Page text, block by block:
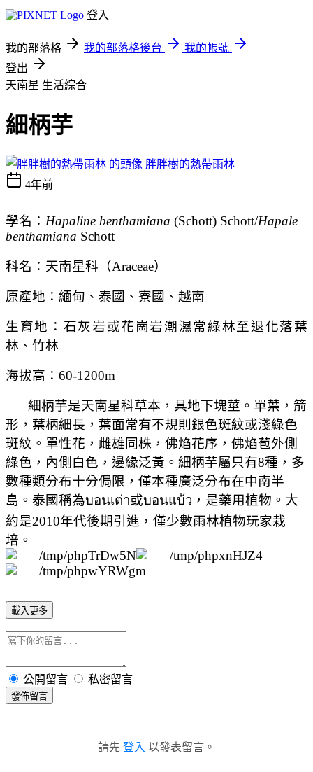
登入
我的部落格 我的部落格後台
我的帳號
登出
天南星 生活綜合
細柄芋
胖胖樹的熱帶雨林
4年前
學名： Hapaline benthamiana (Schott) Schott/Hapale
benthamiana Schott
科名：天南星科（Araceae）
原產地：緬甸、泰國、寮國、越南
生育地：石灰岩或花崗岩潮濕常綠林至退化落葉
林、竹林
海拔高：60-1200m
細柄芋是天南星科草本，具地下塊莖。單葉，箭
形，葉柄細長，葉面常有不規則銀色斑紋或淺綠色
斑紋。單性花，雌雄同株，佛焰花序，佛焰苞外側
綠色，內側白色，邊緣泛黃。細柄芋屬只有8種，多
數種類分布十分侷限，僅本種廣泛分布在中南半
島。泰國稱為บอนเต่า或บอนแบ้ว ，是藥用植物。 大
約是2010年代後期引進，僅少數雨林植物玩家栽
培。
載入更多
公開留言 私密留言
發佈留言
請先 登入 以發表留言。